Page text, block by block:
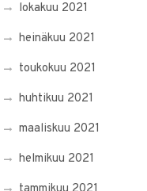
lokakuu 2021
heinäkuu 2021
toukokuu 2021
huhtikuu 2021
maaliskuu 2021
helmikuu 2021